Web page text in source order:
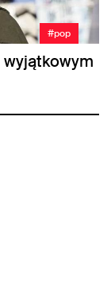
#pop